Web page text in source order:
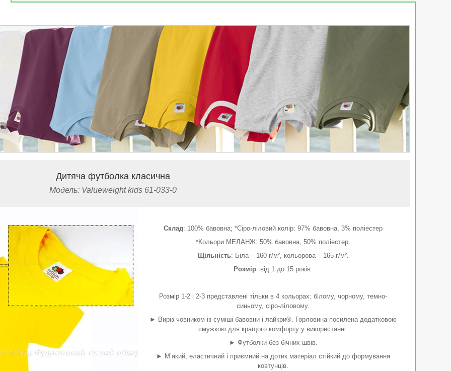
Дитяча футболка класична
Модель: Valueweight kids 61-033-0
Склад: 100% бавовна; *Сіро-ліловий колір: 97% бавовна, 3% поліестер
*Кольори МЕЛАНЖ: 50% бавовна, 50% поліестер.
Щільність: Біла – 160 г/м², кольорова – 165 г/м².
Розмір: від 1 до 15 років.
Розмір 1-2 і 2-3 представлені тільки в 4 кольорах: білому, чорному, темно-
синьому, сіро-ліловому.
► Виріз човником із суміші бавовни і лайкри®. Горловина посилена додатковою
смужкою для кращого комфорту у використанні.
► Футболки без бічних швів.
► М’який, еластичний і приємний на дотик матеріал стійкий до формування
ковтунців.